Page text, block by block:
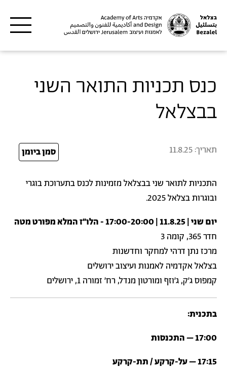
כנס תכניות התואר השני
בבצלאל
תאריך: 11.8.25 סמן ביומן
התכניות לתואר שני בבצלאל מזמינות לכנס בתערוכת בוגרי
ובוגרות בצלאל 2025.
יום שני | 11.8.25 | 17:00-20:00 - הלו״ז המלא מפורט מטה
חדר 365, קומה 3
מרכז נתן דרהי למחקר וחדשנות
בצלאל אקדמיה לאמנות ועיצוב ירושלים
קמפוס ג׳ק, ג׳וזף ומורטון מנדל, רח׳ זמורה 1, ירושלים
בתכנית:
17:00 – התכנסות
17:15 – על-קרקע / תת-קרקע